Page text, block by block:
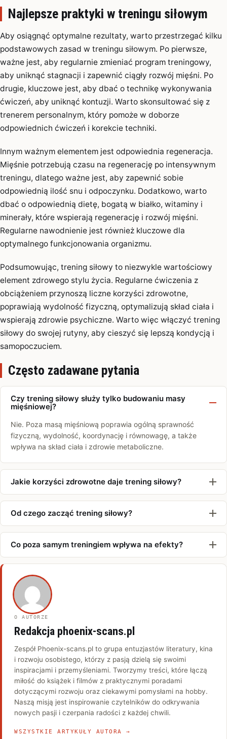
Najlepsze praktyki w treningu siłowym
Aby osiągnąć optymalne rezultaty, warto przestrzegać kilku
podstawowych zasad w treningu siłowym. Po pierwsze,
ważne jest, aby regularnie zmieniać program treningowy,
aby uniknąć stagnacji i zapewnić ciągły rozwój mięśni. Po
drugie, kluczowe jest, aby dbać o technikę wykonywania
ćwiczeń, aby uniknąć kontuzji. Warto skonsultować się z
trenerem personalnym, który pomoże w doborze
odpowiednich ćwiczeń i korekcie techniki.
Innym ważnym elementem jest odpowiednia regeneracja.
Mięśnie potrzebują czasu na regenerację po intensywnym
treningu, dlatego ważne jest, aby zapewnić sobie
odpowiednią ilość snu i odpoczynku. Dodatkowo, warto
dbać o odpowiednią dietę, bogatą w białko, witaminy i
minerały, które wspierają regenerację i rozwój mięśni.
Regularne nawodnienie jest również kluczowe dla
optymalnego funkcjonowania organizmu.
Podsumowując, trening siłowy to niezwykle wartościowy
element zdrowego stylu życia. Regularne ćwiczenia z
obciążeniem przynoszą liczne korzyści zdrowotne,
poprawiają wydolność fizyczną, optymalizują skład ciała i
wspierają zdrowie psychiczne. Warto więc włączyć trening
siłowy do swojej rutyny, aby cieszyć się lepszą kondycją i
samopoczuciem.
Często zadawane pytania
Czy trening siłowy służy tylko budowaniu masy
mięśniowej?
Nie. Poza masą mięśniową poprawia ogólną sprawność
fizyczną, wydolność, koordynację i równowagę, a także
wpływa na skład ciała i zdrowie metaboliczne.
Jakie korzyści zdrowotne daje trening siłowy?
Od czego zacząć trening siłowy?
Co poza samym treningiem wpływa na efekty?
O AUTORZE
Redakcja phoenix-scans.pl
Zespół Phoenix-scans.pl to grupa entuzjastów literatury, kina
i rozwoju osobistego, którzy z pasją dzielą się swoimi
inspiracjami i przemyśleniami. Tworzymy treści, które łączą
miłość do książek i filmów z praktycznymi poradami
dotyczącymi rozwoju oraz ciekawymi pomysłami na hobby.
Naszą misją jest inspirowanie czytelników do odkrywania
nowych pasji i czerpania radości z każdej chwili.
WSZYSTKIE ARTYKUŁY AUTORA →